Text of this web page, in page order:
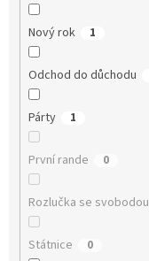
Nový rok 1
Odchod do důchodu
Párty 1
První rande 0
Rozlučka se svobodou
Státnice 0